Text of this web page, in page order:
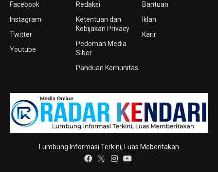
Facebook
Instagram
Twitter
Youtube
Redaksi
Ketentuan dan
Kebijakan Privacy
Pedoman Media
Siber
Panduan Komunitas
Bantuan
Iklan
Karir
Lumbung Informasi Terkini, Luas Meberitakan